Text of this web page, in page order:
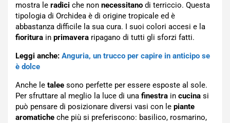
mostra le radici che non necessitano di terriccio. Questa
tipologia di Orchidea è di origine tropicale ed è
abbastanza difficile la sua cura. I suoi colori accesi e la
fioritura in primavera ripagano di tutti gli sforzi fatti.
Leggi anche: Anguria, un trucco per capire in anticipo se
è dolce
Anche le talee sono perfette per essere esposte al sole.
Per sfruttare al meglio la luce di una finestra in cucina si
può pensare di posizionare diversi vasi con le piante
aromatiche che più si preferiscono: basilico, rosmarino,